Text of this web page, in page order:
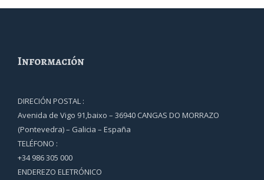
Información
DIRECIÓN POSTAL :
Avenida de Vigo 91,baixo – 36940 CANGAS DO MORRAZO
(Pontevedra) – Galicia – España
TELÉFONO :
+34 986 305 000
ENDEREZO ELETRÓNICO